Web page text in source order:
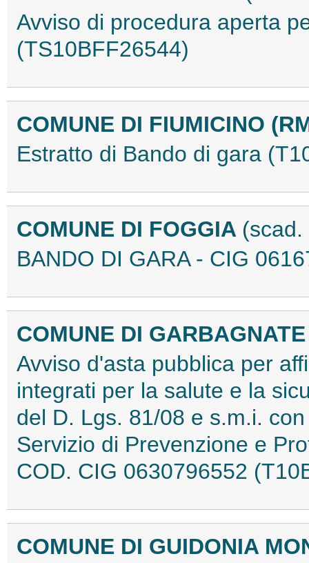
Avviso di procedura aperta
(TS10BFF26544)
COMUNE DI FIUMICINO
Estratto di Bando di gara
COMUNE DI FOGGIA
BANDO DI GARA - CIG
COMUNE DI
Avviso d'asta pubblica per
integrati per la salute e la
del D. Lgs. 81/08 e s.m.i.
Servizio di Prevenzione e
COD. CIG 0630796552
COMUNE DI GUIDONIA